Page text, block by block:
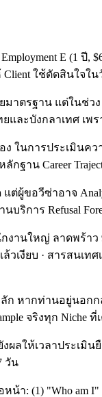
Employment E
ใช้ตัดสินใจใ
ยมาตรฐาน แต่ใน
และบังกลาเทศ เ
ในการประเมิน
ฐาน Career
แต่ผู้ขอวีซ่าอาจ
บริการ Refusal
กงานใหญ่ ลาดพร้
งียบ · สารสนเท
ก หากท่านอยู่นอ
จริงทุก Niche ที่
งผลให้เวลาปร
วัน
หน้า: (1) "Who